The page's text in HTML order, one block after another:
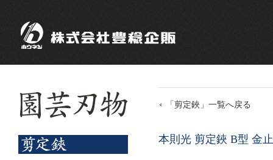
「剪定鋏」一覧へ戻る
本則光 剪定鋏 B型 金止